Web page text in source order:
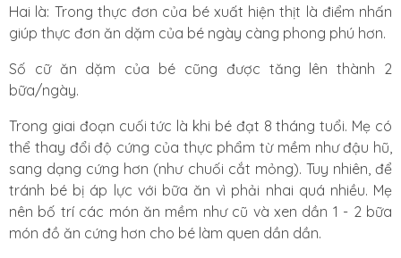
Hai là: Trong thực đơn của bé xuất hiện thịt là điểm nhấn
giúp thực đơn ăn dặm của bé ngày càng phong phú hơn.
Số cữ ăn dặm của bé cũng được tăng lên thành 2
bữa/ngày.
Trong giai đoạn cuối tức là khi bé đạt 8 tháng tuổi. Mẹ có
thể thay đổi độ cứng của thực phẩm từ mềm như đậu hũ,
sang dạng cứng hơn (như chuối cắt mỏng). Tuy nhiên, để
tránh bé bị áp lực với bữa ăn vì phải nhai quá nhiều. Mẹ
nên bố trí các món ăn mềm như cũ và xen dần 1 - 2 bữa
món đồ ăn cứng hơn cho bé làm quen dần dần.